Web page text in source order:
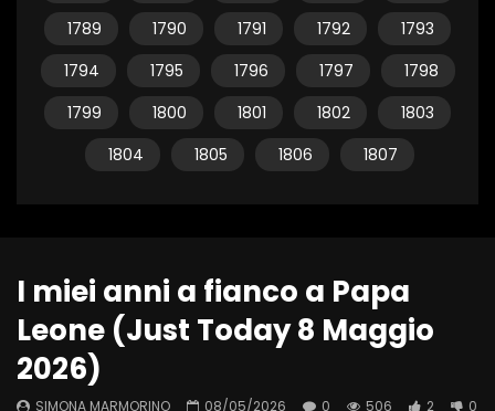
1789
1790 1791 1792
1793
1794
1795 1796 1797
1798
1799
1800 1801 1802
1803
1804
1805 1806 1807
I miei anni a fianco a Papa
Leone (Just Today 8 Maggio
2026)
SIMONA MARMORINO 08/05/2026 0 506 2 0